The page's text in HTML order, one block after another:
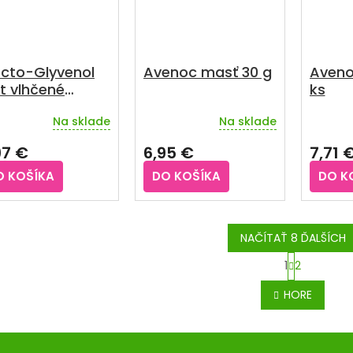
Glyvenol
vlhčené
Na sklade
€
KOŠÍKA
Avenoc masť 30 g
produktu
je
4,5
z
Na sklade
6,95 €
DO KOŠÍKA
ks
je
4,3
z
7,71
DO
O
v
l
NAČÍTAŤ 8 ĎALŠÍCH
S
t
r
á
k
1 2
HORE